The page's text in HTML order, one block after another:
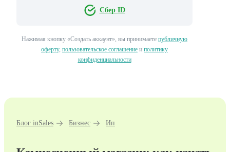
Сбер ID
Нажимая кнопку «Создать аккаунт», вы принимаете публичную
оферту, пользовательское соглашение и политику
конфиденциальности
Блог inSales Бизнес Ип